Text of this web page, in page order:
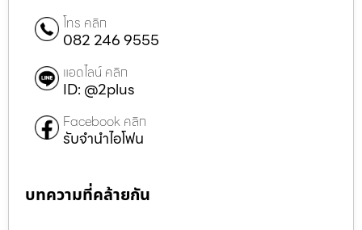
โทร คลิก
082 246 9555
แอดไลน์ คลิก
ID: @2plus
Facebook คลิก
รับจำนำไอโฟน
บทความที่คล้ายกัน